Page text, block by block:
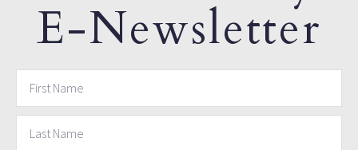
E-Newsletter